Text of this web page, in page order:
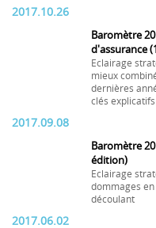
2017.10.26
Baromètre
d'assurance
Eclairage
mieux
dernières
clés
2017.09.08
Baromètre
édition)
Eclairage
dommages
découlant
2017.06.02